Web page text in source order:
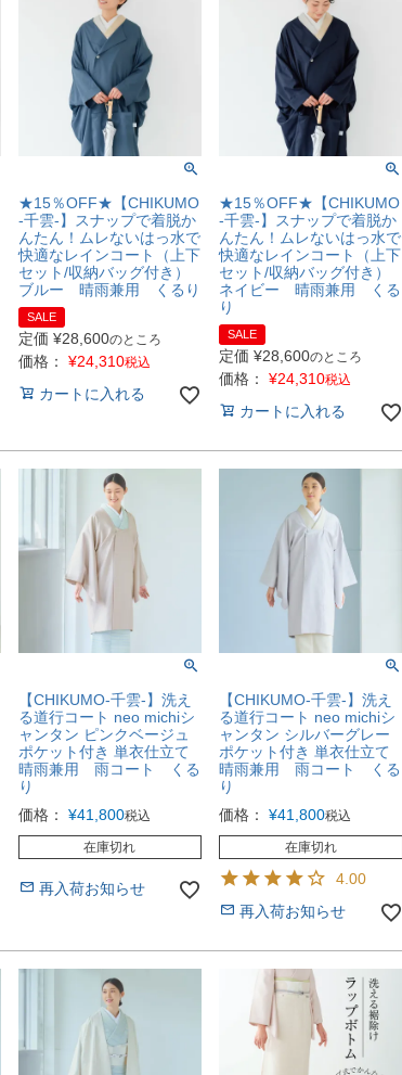
★15％OFF★【CHIKUMO
-千雲-】スナップで着脱か
んたん！ムレないはっ水で
快適なレインコート（上下
セット/収納バッグ付き）
ブルー 晴雨兼用 くるり
SALE
定価 ¥28,600のところ
価格： ¥24,310税込
カートに入れる
★15％OFF★【CHIKUMO
-千雲-】スナップで着脱か
んたん！ムレないはっ水で
快適なレインコート（上下
セット/収納バッグ付き）
ネイビー 晴雨兼用 くる
り
SALE
定価 ¥28,600のところ
価格： ¥24,310税込
カートに入れる
【CHIKUMO-千雲-】洗え
る道行コート neo michiシ
ャンタン ピンクベージュ
ポケット付き 単衣仕立て
晴雨兼用 雨コート くる
り
価格：
¥41,800税込
在庫切れ
再入荷お知らせ
【CHIKUMO-千雲-】洗え
る道行コート neo michiシ
ャンタン シルバーグレー
ポケット付き 単衣仕立て
晴雨兼用 雨コート くる
り
価格：
¥41,800税込
在庫切れ
4.00
再入荷お知らせ